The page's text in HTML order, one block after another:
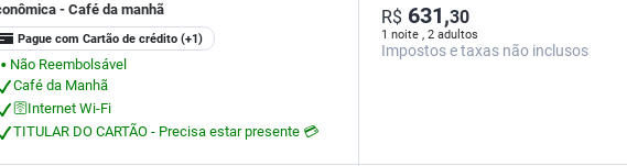
- Café da manhã
Pague com Cartão de crédito (+1)
⬤
Não Reembolsável
Café da Manhã
🛜Internet Wi-Fi
TITULAR DO CARTÃO - Precisa estar presente 💳
1 noite , 2 adultos
R$ 631,30
Impostos e taxas não inclusos